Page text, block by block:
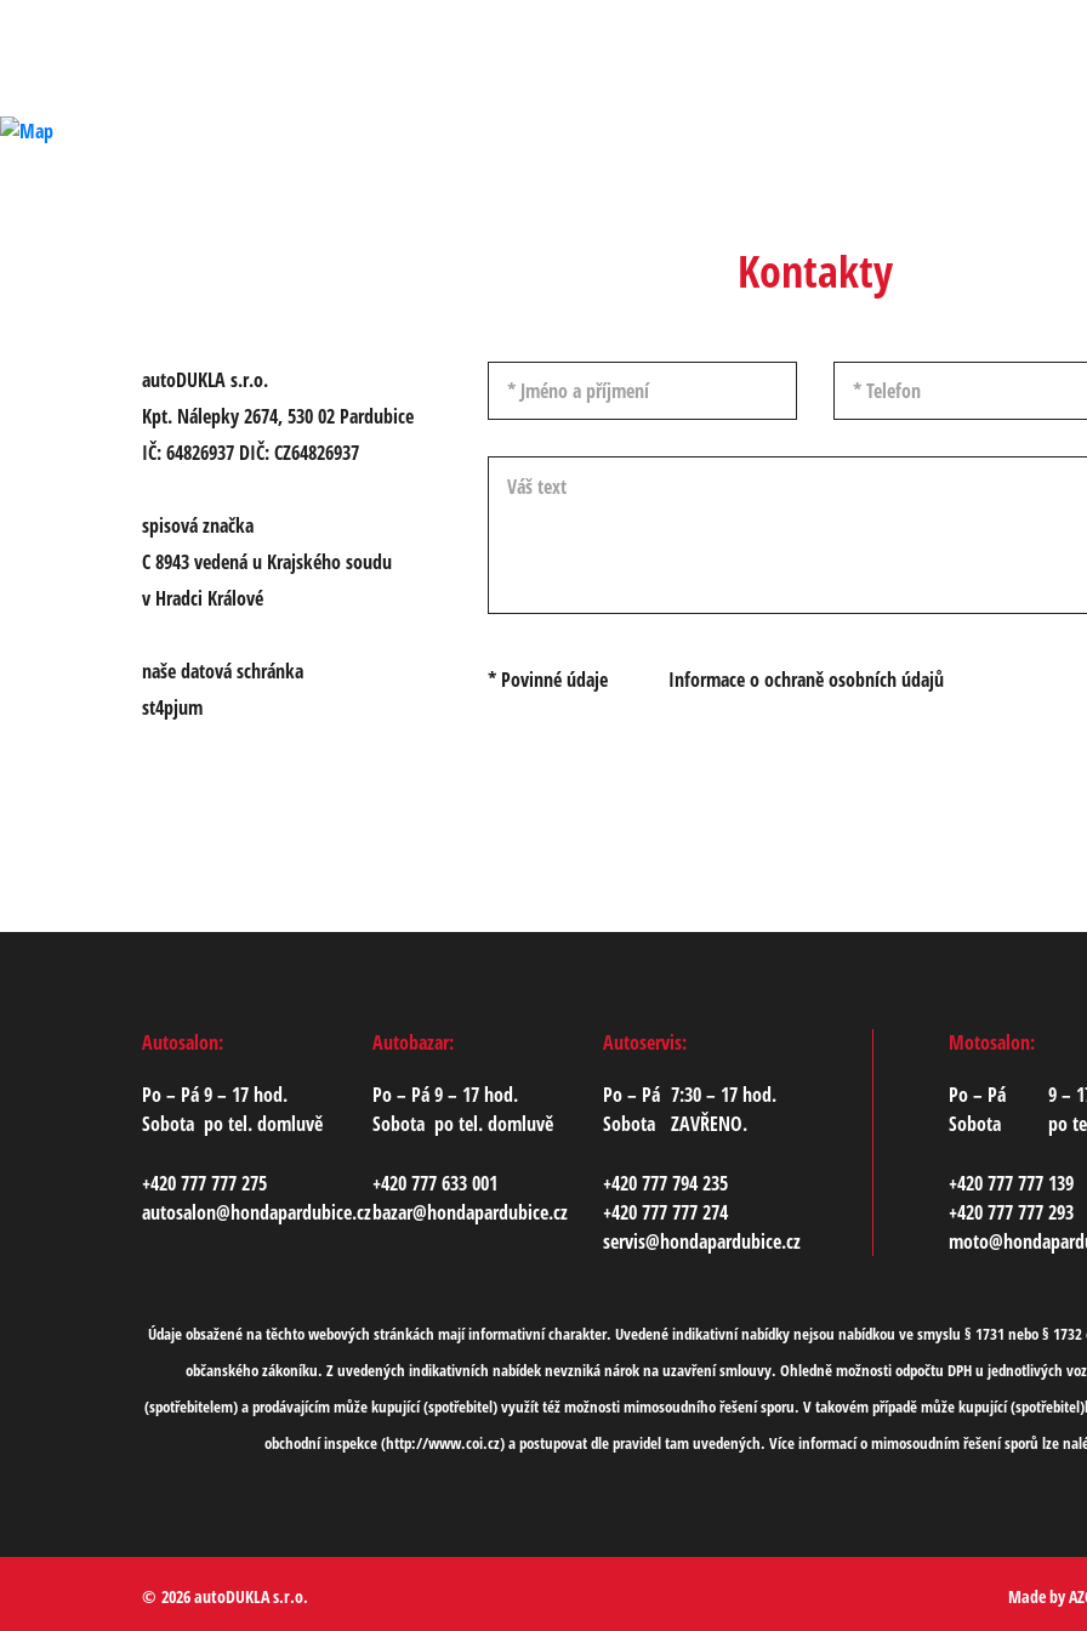
Kontakty
autoDUKLA s.r.o.
Kpt. Nálepky 2674, 530 02 Pardubice
IČ: 64826937 DIČ: CZ64826937
spisová značka
C 8943 vedená u Krajského soudu
v Hradci Králové
naše datová schránka
st4pjum
Jméno a příjmení Telefon
Váš text
* Povinné údaje Informace o ochraně osobních údajů
Autosalon:
Po – Pá9 – 17 hod.
Sobota po tel. domluvě
+420 777 777 275
autosalon@hondapardubice.cz
Autobazar:
Po – Pá9 – 17 hod.
Sobota po tel. domluvě
+420 777 633 001
bazar@hondapardubice.cz
Autoservis:
Po – Pá 7:30 – 17 hod.
Sobota ZAVŘENO.
+420 777 794 235
+420 777 777 274
servis@hondapardubice.cz
Motosalon:
Po – Pá
9 –
Sobota
po
+420 777 777 139
+420 777 777 293
Údaje obsažené na těchto webových stránkách mají informativní charakter. Uvedené indikativní nabídky nejsou nabídkou ve smyslu § 1731 nebo §
občanského zákoníku. Z uvedených indikativních nabídek nevzniká nárok na uzavření smlouvy. Ohledně možnosti odpočtu DPH u jednotlivých
(spotřebitelem) a prodávajícím může kupující (spotřebitel) využít též možnosti mimosoudního řešení sporu. V takovém případě může kupující
obchodní inspekce (http://www.coi.cz) a postupovat dle pravidel tam uvedených. Více informací o mimosoudním řešení sporů lze
© 2026 autoDUKLA s.r.o. Made by